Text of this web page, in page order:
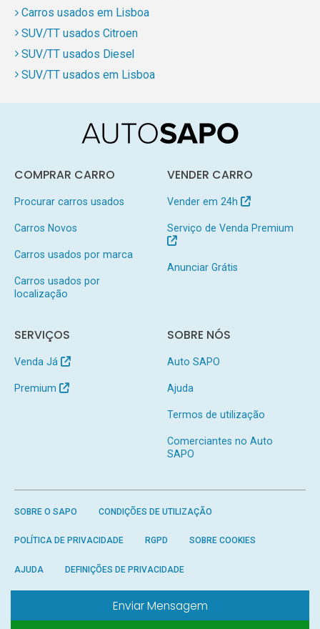
Enviar Mensagem
Carros usados em Lisboa
SUV/TT usados Citroen
SUV/TT usados Diesel
SUV/TT usados em Lisboa
COMPRAR CARRO
Procurar carros usados
Carros Novos
Carros usados por marca
Carros usados por
localização
VENDER CARRO
Vender em 24h
Serviço de Venda Premium
Anunciar Grátis
SERVIÇOS
Venda Já
Premium
SOBRE NÓS
Auto SAPO
Ajuda
Termos de utilização
Comerciantes no Auto
SAPO
SOBRE O SAPO CONDIÇÕES DE UTILIZAÇÃO
POLÍTICA DE PRIVACIDADE RGPD SOBRE COOKIES
AJUDA DEFINIÇÕES DE PRIVACIDADE